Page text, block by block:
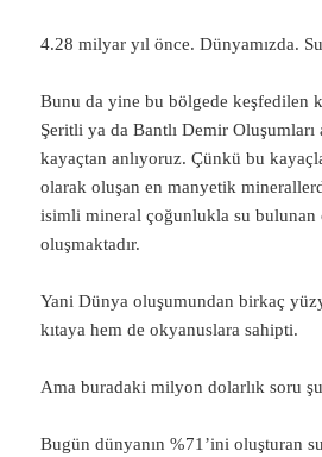
4.28 milyar yıl önce. Dünyamızda.
Bunu da yine bu bölgede keşfedilen
Şeritli ya da Bantlı Demir
kayaçtan anlıyoruz. Çünkü bu
olarak oluşan en manyetik
isimli mineral çoğunlukla su bulunan
oluşmaktadır.
Yani Dünya oluşumundan birkaç
kıtaya hem de okyanuslara sahipti.
Ama buradaki milyon dolarlık soru
Bugün dünyanın %71’ini oluşturan